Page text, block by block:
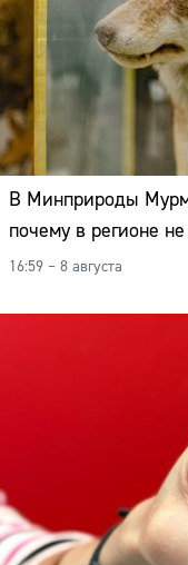
В Минприроды
почему в регионе
16:59 – 8 августа